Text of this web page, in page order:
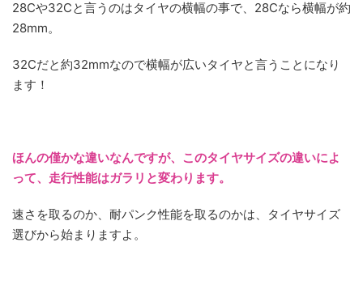
28Cや32Cと言うのはタイヤの横幅の事で、28Cなら横幅が約
28mm。
32Cだと約32mmなので横幅が広いタイヤと言うことになり
ます！
ほんの僅かな違いなんですが、このタイヤサイズの違いによ
って、走行性能はガラリと変わります。
速さを取るのか、耐パンク性能を取るのかは、タイヤサイズ
選びから始まりますよ。